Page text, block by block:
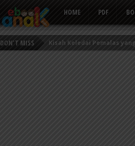
HOME PDF
DON'T MISS
Kisah Keledai Pemalas
Persahabatan Empat Ekor